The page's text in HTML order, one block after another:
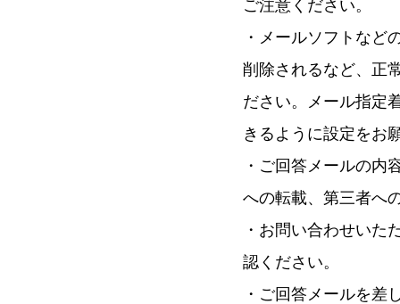
ご注意ください。
・メールソフトなど
削除されるなど、正
ださい。メール指定
きるように設定をお
・ご回答メールの内
への転載、第三者へ
・お問い合わせいた
認ください。
・ご回答メールを差